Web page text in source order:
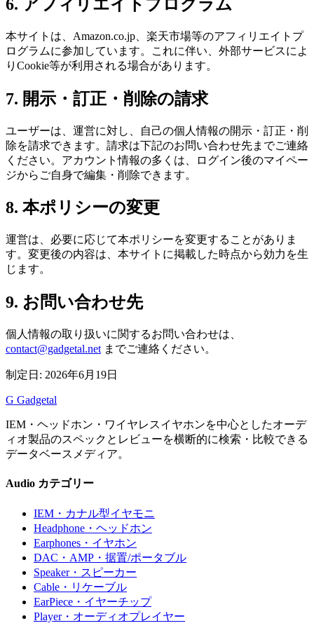
6. アフィリエイトプログラム
本サイトは、Amazon.co.jp、楽天市場等のアフィリエイトプ
ログラムに参加しています。これに伴い、外部サービスによ
りCookie等が利用される場合があります。
7. 開示・訂正・削除の請求
ユーザーは、運営に対し、自己の個人情報の開示・訂正・削
除を請求できます。請求は下記のお問い合わせ先までご連絡
ください。アカウント情報の多くは、ログイン後のマイペー
ジからご自身で編集・削除できます。
8. 本ポリシーの変更
運営は、必要に応じて本ポリシーを変更することがありま
す。変更後の内容は、本サイトに掲載した時点から効力を生
じます。
9. お問い合わせ先
個人情報の取り扱いに関するお問い合わせは、
contact@gadgetal.net までご連絡ください。
制定日: 2026年6月19日
G Gadgetal
IEM・ヘッドホン・ワイヤレスイヤホンを中心としたオーデ
ィオ製品のスペックとレビューを横断的に検索・比較できる
データベースメディア。
Audio カテゴリー
IEM ・カナル型イヤモニ
Headphone ・ヘッドホン
Earphones ・イヤホン
DAC・AMP ・据置/ポータブル
Speaker・スピーカー
Cable ・リケーブル
EarPiece ・イヤーチップ
Player・オーディオプレイヤー